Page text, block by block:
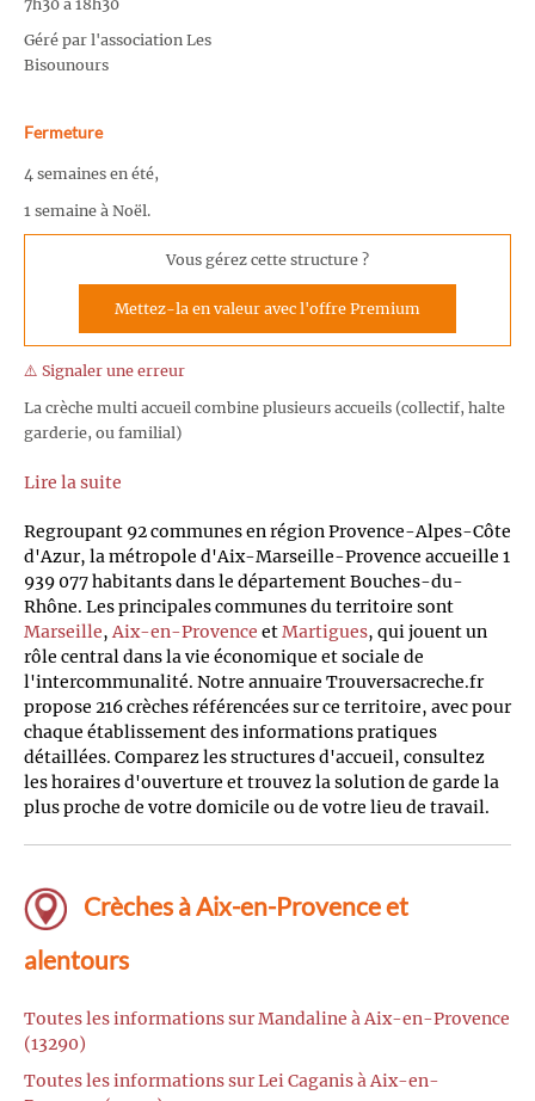
7h30 à 18h30
Géré par l'association Les
Bisounours
Fermeture
4 semaines en été,
1 semaine à Noël.
Vous gérez cette structure ?
Mettez-la en valeur avec l'offre Premium
⚠️ Signaler une erreur
La crèche multi accueil combine plusieurs accueils (collectif, halte
garderie, ou familial)
Lire la suite
Regroupant 92 communes en région Provence-Alpes-Côte
d'Azur, la métropole d'Aix-Marseille-Provence accueille 1
939 077 habitants dans le département Bouches-du-
Rhône. Les principales communes du territoire sont
Marseille, Aix-en-Provence etMartigues, qui jouent un
rôle central dans la vie économique et sociale de
l'intercommunalité. Notre annuaire Trouversacreche.fr
propose 216 crèches référencées sur ce territoire, avec pour
chaque établissement des informations pratiques
détaillées. Comparez les structures d'accueil, consultez
les horaires d'ouverture et trouvez la solution de garde la
plus proche de votre domicile ou de votre lieu de travail.
Crèches à Aix-en-Provence et
alentours
Toutes les informations sur Mandaline à Aix-en-Provence
(13290)
Toutes les informations sur Lei Caganis à Aix-en-